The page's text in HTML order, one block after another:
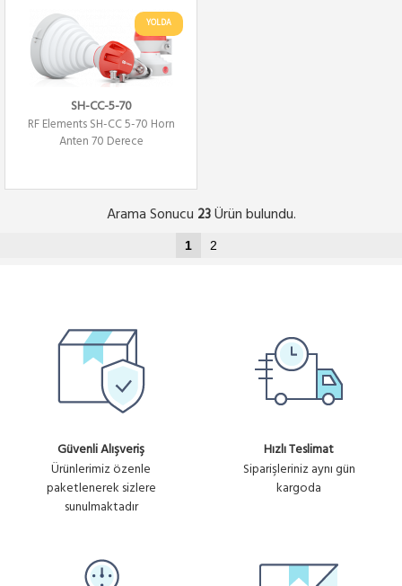
YOLDA
SH-CC-5-70
RF Elements SH-CC 5-70 Horn
Anten 70 Derece
Arama Sonucu 23Ürün bulundu.
1 2
Güvenli Alışveriş
Ürünlerimiz özenle
paketlenerek sizlere
sunulmaktadır
Hızlı Teslimat
Siparişleriniz aynı gün
kargoda